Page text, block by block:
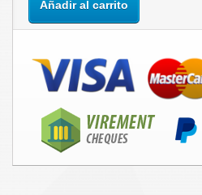
Añadir al carrito